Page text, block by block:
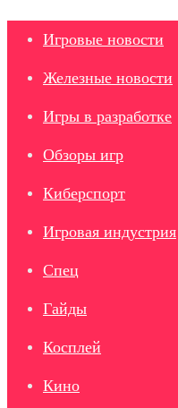
Игровые новости
Железные новости
Игры в разработке
Обзоры игр
Киберспорт
Игровая индустрия
Спец
Гайды
Косплей
Кино